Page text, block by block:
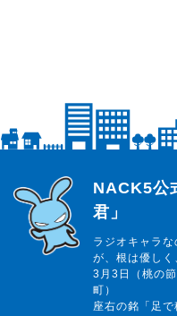
らじっと君
NACK5公
君」
ラジオキャラ
が、根は優しく
3月3日（桃の
町）
座右の銘「足で